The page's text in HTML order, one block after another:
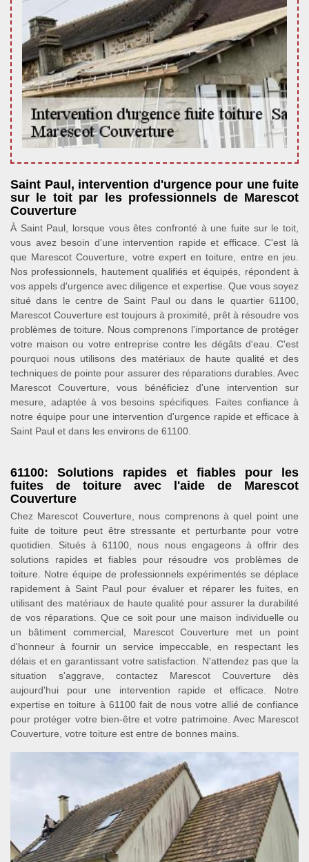
Saint Paul, intervention d'urgence pour une fuite
sur le toit par les professionnels de Marescot
Couverture
À Saint Paul, lorsque vous êtes confronté à une fuite sur le toit,
vous avez besoin d'une intervention rapide et efficace. C'est là
que Marescot Couverture, votre expert en toiture, entre en jeu.
Nos professionnels, hautement qualifiés et équipés, répondent à
vos appels d'urgence avec diligence et expertise. Que vous soyez
situé dans le centre de Saint Paul ou dans le quartier 61100,
Marescot Couverture est toujours à proximité, prêt à résoudre vos
problèmes de toiture. Nous comprenons l'importance de protéger
votre maison ou votre entreprise contre les dégâts d'eau. C'est
pourquoi nous utilisons des matériaux de haute qualité et des
techniques de pointe pour assurer des réparations durables. Avec
Marescot Couverture, vous bénéficiez d'une intervention sur
mesure, adaptée à vos besoins spécifiques. Faites confiance à
notre équipe pour une intervention d'urgence rapide et efficace à
Saint Paul et dans les environs de 61100.
61100: Solutions rapides et fiables pour les
fuites de toiture avec l'aide de Marescot
Couverture
Chez Marescot Couverture, nous comprenons à quel point une
fuite de toiture peut être stressante et perturbante pour votre
quotidien. Situés à 61100, nous nous engageons à offrir des
solutions rapides et fiables pour résoudre vos problèmes de
toiture. Notre équipe de professionnels expérimentés se déplace
rapidement à Saint Paul pour évaluer et réparer les fuites, en
utilisant des matériaux de haute qualité pour assurer la durabilité
de vos réparations. Que ce soit pour une maison individuelle ou
un bâtiment commercial, Marescot Couverture met un point
d'honneur à fournir un service impeccable, en respectant les
délais et en garantissant votre satisfaction. N'attendez pas que la
situation s'aggrave, contactez Marescot Couverture dès
aujourd'hui pour une intervention rapide et efficace. Notre
expertise en toiture à 61100 fait de nous votre allié de confiance
pour protéger votre bien-être et votre patrimoine. Avec Marescot
Couverture, votre toiture est entre de bonnes mains.